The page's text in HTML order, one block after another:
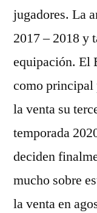
jugadores. La
2017 – 2018 y
equipación. El
como principal
la venta su
temporada
deciden
mucho sobre
la venta en